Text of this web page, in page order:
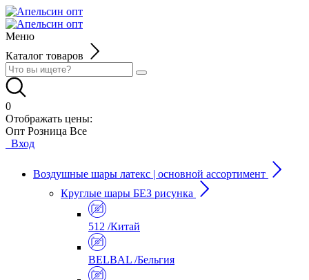
Меню
Каталог товаров
0
Отображать цены:
Опт Розница Все
Вход
Воздушные шары латекс | основной ассортимент
Круглые шары БЕЗ рисунка
512 /Китай
BELBAL /Бельгия